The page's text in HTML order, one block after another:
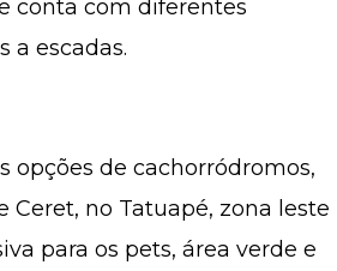
conta com diferentes
a escadas.
opções de cachorródromos,
no Tatuapé, zona leste
para os pets, área verde e